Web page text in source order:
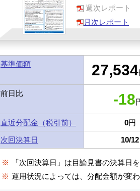
週次レポート
月次レポート
基準価額 27,534
前日比 -18
直近分配金（税引前） 0円
次回決算日
10/12
※
「次回決算日」は目論見書の決算日
※ 運用状況によっては、分配金額が変